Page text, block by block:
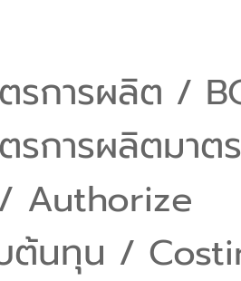
รการผลิต /
รการผลิตมา
Authorize
ต้นทุน /